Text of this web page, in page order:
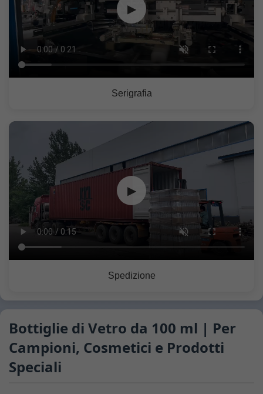
▶
Serigrafia
▶
Spedizione
Bottiglie di Vetro da 100 ml | Per
Campioni, Cosmetici e Prodotti
Speciali